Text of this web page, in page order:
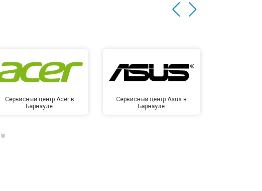
Сервисный центр Acer в
Барнауле
Сервисный центр Asus в
Барнауле